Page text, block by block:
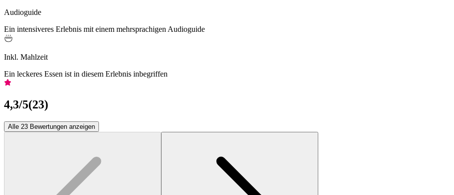
Audioguide
Ein intensiveres Erlebnis mit einem mehrsprachigen Audioguide
Inkl. Mahlzeit
Ein leckeres Essen ist in diesem Erlebnis inbegriffen
4,3/5(23)
Alle 23 Bewertungen anzeigen